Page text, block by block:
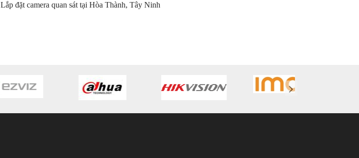
Lắp đặt camera quan sát tại Hòa Thành, Tây Ninh